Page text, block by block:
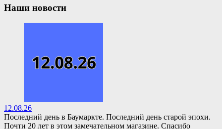
Наши новости
12.08.26
Последний день в Баумаркте. Последний день старой эпохи.
Почти 20 лет в этом замечательном магазине. Спасибо